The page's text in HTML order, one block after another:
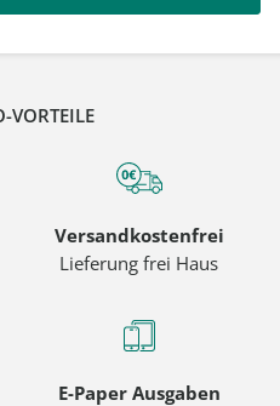
VORTEILE
Versandkostenfrei
Lieferung frei Haus
E-Paper Ausgaben